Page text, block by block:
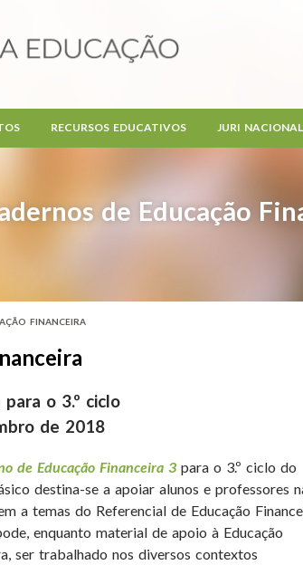
de Educação
RECURSOS EDUCATIVOS JURI
FINANCEIRA
o 3.º ciclo
de 2018
de Educação Financeira 3 para o 3.º ciclo do
destina-se a apoiar alunos e professores
a temas do Referencial de Educação
enquanto material de apoio à Educação
ser trabalhado nos diversos contextos